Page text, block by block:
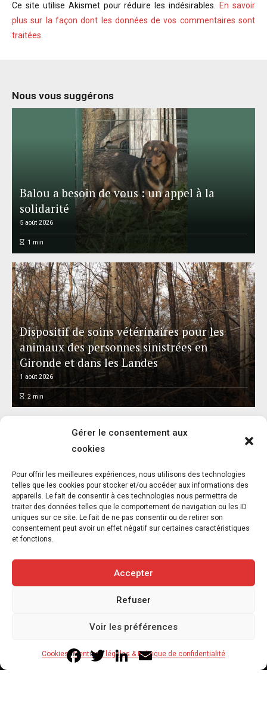
Gérer le consentement aux
cookies
Pour offrir les meilleures expériences, nous utilisons des technologies
telles que les cookies pour stocker et/ou accéder aux informations des
appareils. Le fait de consentir à ces technologies nous permettra de
traiter des données telles que le comportement de navigation ou les ID
uniques sur ce site. Le fait de ne pas consentir ou de retirer son
consentement peut avoir un effet négatif sur certaines caractéristiques
et fonctions.
Accepter
Refuser
Voir les préférences
Cookies Mentions légales & Politique de confidentialité
Ce site utilise Akismet pour réduire les indésirables. En savoir
plus sur la façon dont les données de vos commentaires sont
traitées.
Nous vous suggérons
Balou a besoin de vous : un appel à la
solidarité
5 août 2026
1 min
Dispositif de soins vétérinaires pour les
animaux des personnes sinistrées en
Gironde et dans les Landes
1 août 2026
2 min
Truffaut se mobilise pour HANDI’CHIENS :
du micro-don à l’engagement des
collaborateurs
31 juillet 2026
Mentions légales & Politique de confidentialité
Cookies
FacebookTwitterLinkedInEmail